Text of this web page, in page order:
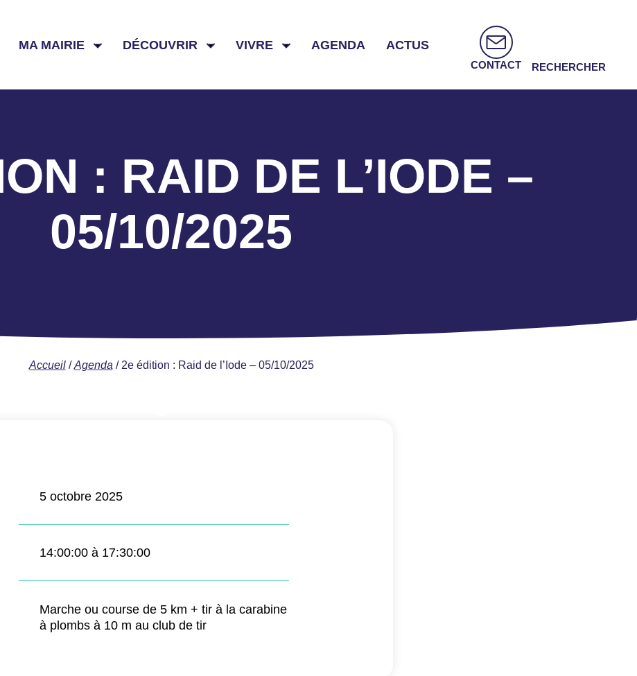
MA MAIRIE DÉCOUVRIR VIVRE AGENDA ACTUS
CONTACT RECHERCHER
: RAID DE L’IODE –
05/10/2025
Accueil/Agenda / 2e édition : Raid de l’Iode – 05/10/2025
5 octobre 2025
14:00:00 à 17:30:00
Marche ou course de 5 km + tir à la carabine
à plombs à 10 m au club de tir